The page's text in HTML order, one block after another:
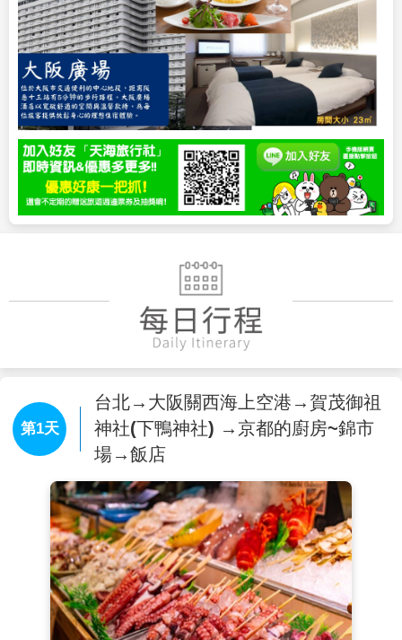
第1天
台北→大阪關西海上空港→賀茂御祖
神社(下鴨神社) →京都的廚房~錦市
場→飯店